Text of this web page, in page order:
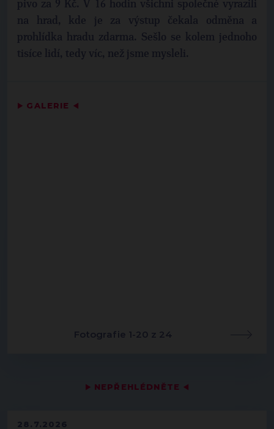
▶ NEPŘEHLÉDNĚTE ◀
28.7.2026
pivo za 9 Kč. V 16 hodin všichni společné vyrazili
na hrad, kde je za výstup čekala odměna a
prohlídka hradu zdarma. Sešlo se kolem jednoho
tisíce lidí, tedy víc, než jsme mysleli.
▶ GALERIE ◀
Fotografie 1-20 z 24